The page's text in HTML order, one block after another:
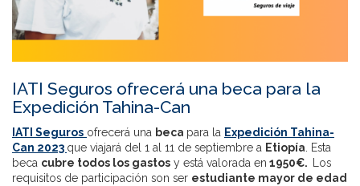
IATI Seguros ofrecerá una beca para la
Expedición Tahina-Can
IATI Seguros ofrecerá una beca para la Expedición Tahina-
Can 2023 que viajará del 1 al 11 de septiembre a Etiopía. Esta
beca cubre todos los gastos y está valorada en 1950€. Los
requisitos de participación son ser estudiante mayor de edad